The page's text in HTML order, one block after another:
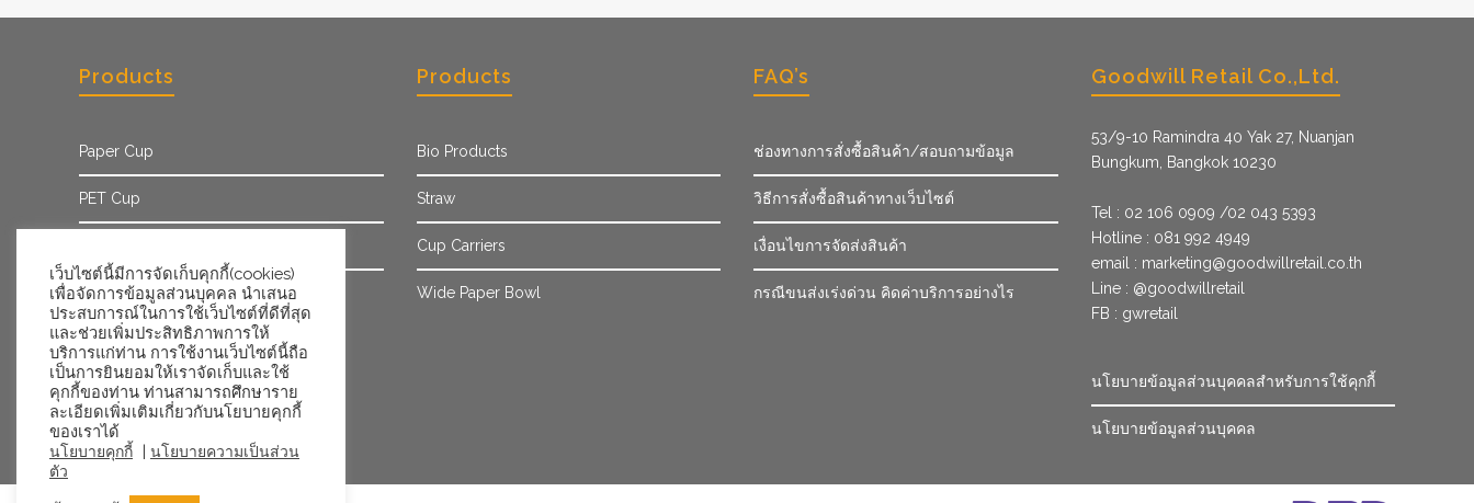
Products
Paper Cup
PET Cup
Ice Cream Cup/Tub
Products
Bio Products
Straw
Cup Carriers
Wide Paper Bowl
FAQ’s
ช่องทางการสั่งซื้อสินค้า/สอบถามข้อมูล
วิธีการสั่งซื้อสินค้าทางเว็บไซต์
เงื่อนไขการจัดส่งสินค้า
กรณีขนส่งเร่งด่วน คิดค่าบริการอย่างไร
Goodwill Retail Co.,Ltd.
53/9­-10 Ramindra 40 Yak 27, Nuanjan
Bungkum, Bangkok 10230
Tel : 02 106 0909 /02 043 5393
Hotline : 081 992 4949
email : marketing@goodwillretail.co.th
Line : @goodwillretail
FB : gwretail
นโยบายข้อมูลส่วนบุคคลสำหรับการใช้คุกกี้
นโยบายข้อมูลส่วนบุคคล
เว็บไซต์นี้มีการจัดเก็บคุกกี้(cookies)
เพื่อจัดการข้อมูลส่วนบุคคล นำเสนอ
ประสบการณ์ในการใช้เว็บไซต์ที่ดีที่สุด
และช่วยเพิ่มประสิทธิภาพการให้
บริการแก่ท่าน การใช้งานเว็บไซต์นี้ถือ
เป็นการยินยอมให้เราจัดเก็บและใช้
คุกกี้ของท่าน ท่านสามารถศึกษาราย
ละเอียดเพิ่มเติมเกี่ยวกับนโยบายคุกกี้
ของเราได้
นโยบายคุกกี้ | นโยบายความเป็นส่วน
ตัว